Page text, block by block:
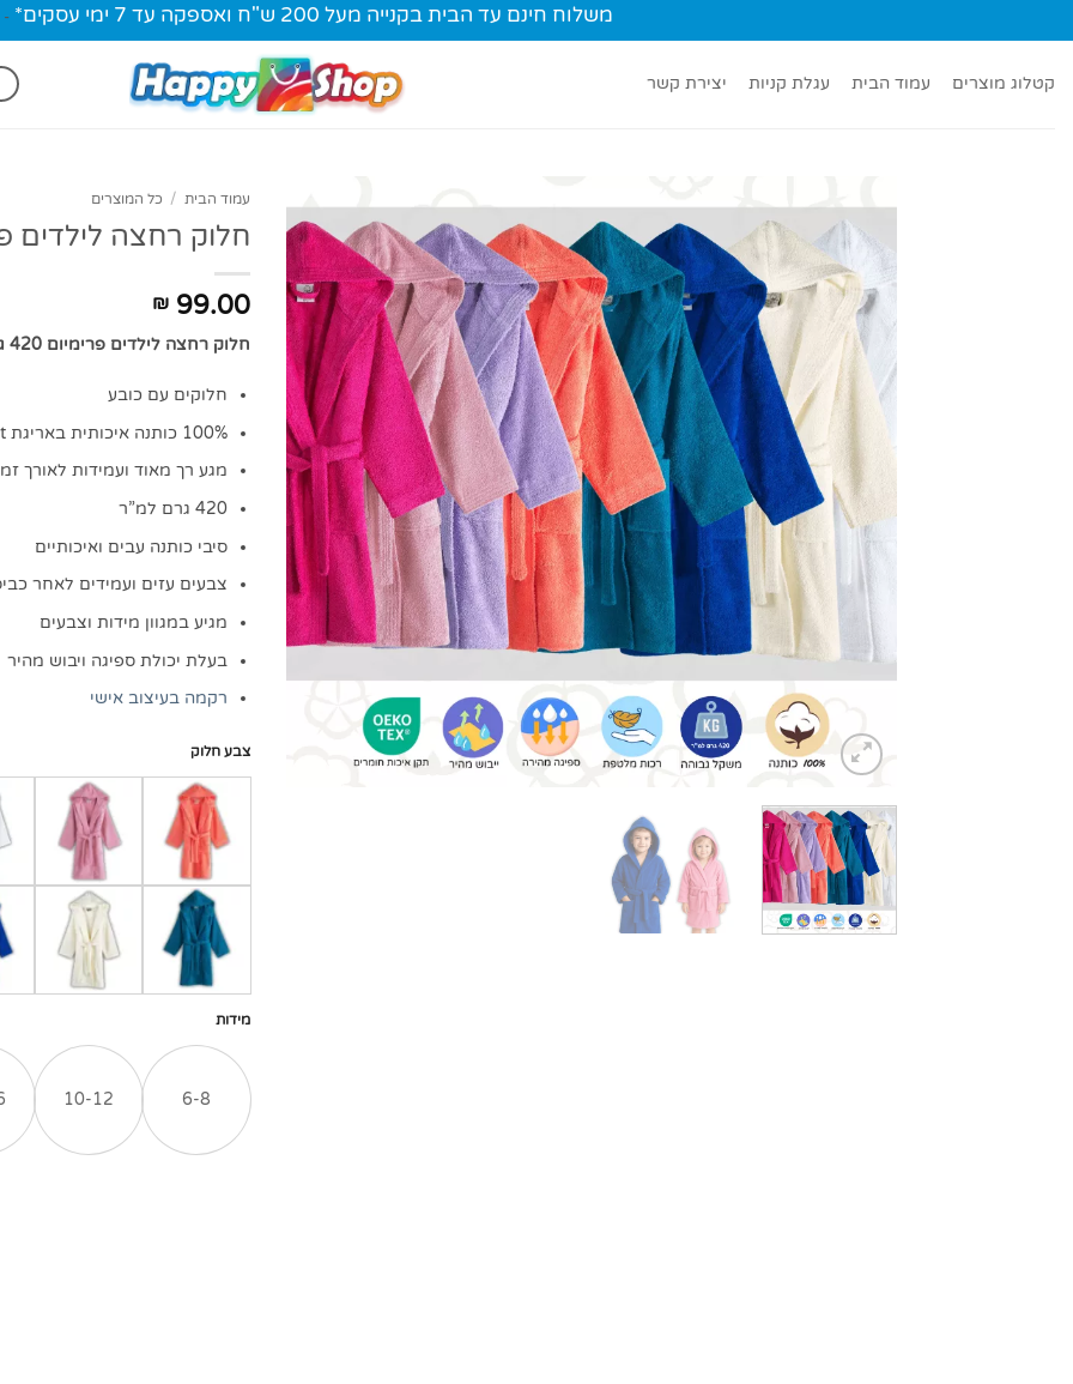
to
משלוח חינם עד הבית בקנייה מעל 200 ש"ח ואספקה עד 7 ימי עסקים* -
קטלוג מוצרים עמוד הבית עגלת קניות יצירת קשר
עמוד הבית / כל המוצרים
חלוק רחצה לילדים
₪ 99.00
חלוק רחצה לילדים פרימיום 420 גרם למטר
חלוקים עם כובע
100% כותנה איכותית באריגת Low Twist
מגע רך מאוד ועמידות לאורך
420 גרם למ”ר
סיבי כותנה עבים ואיכותיים
צבעים עזים ועמידים לאחר
מגיע במגוון מידות וצבעים
בעלת יכולת ספיגה ויבוש מהיר
רקמה בעיצוב אישי
צבע חלוק
מידות
6-8
10-12